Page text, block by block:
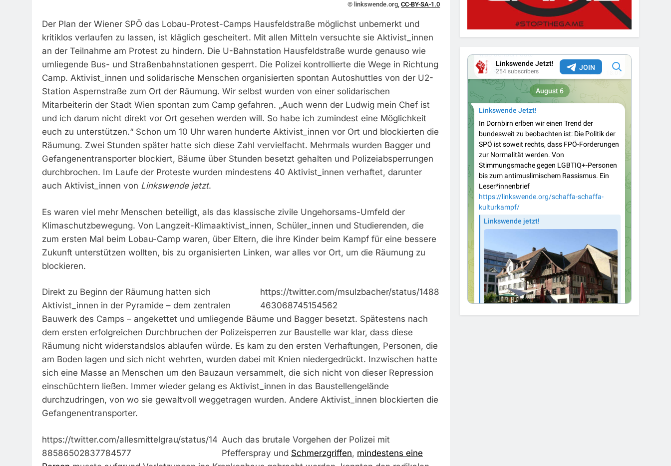
© linkswende.org,CC-BY-SA-1.0
Der Plan der Wiener SPÖ das Lobau-Protest-Camps Hausfeldstraße möglichst unbemerkt und
kritiklos verlaufen zu lassen, ist kläglich gescheitert. Mit allen Mitteln versuchte sie Aktivist_innen
an der Teilnahme am Protest zu hindern. Die U-Bahnstation Hausfeldstraße wurde genauso wie
umliegende Bus- und Straßenbahnstationen gesperrt. Die Polizei kontrollierte die Wege in Richtung
Camp. Aktivist_innen und solidarische Menschen organisierten spontan Autoshuttles von der U2-
Station Aspernstraße zum Ort der Räumung. Wir selbst wurden von einer solidarischen
Mitarbeiterin der Stadt Wien spontan zum Camp gefahren. „Auch wenn der Ludwig mein Chef ist
und ich darum nicht direkt vor Ort gesehen werden will. So habe ich zumindest eine Möglichkeit
euch zu unterstützen.“ Schon um 10 Uhr waren hunderte Aktivist_innen vor Ort und blockierten die
Räumung. Zwei Stunden später hatte sich diese Zahl vervielfacht. Mehrmals wurden Bagger und
Gefangenentransporter blockiert, Bäume über Stunden besetzt gehalten und Polizeiabsperrungen
durchbrochen. Im Laufe der Proteste wurden mindestens 40 Aktivist_innen verhaftet, darunter
auch Aktivist_innen von Linkswende jetzt.
Es waren viel mehr Menschen beteiligt, als das klassische zivile Ungehorsams-Umfeld der
Klimaschutzbewegung. Von Langzeit-Klimaaktivist_innen, Schüler_innen und Studierenden, die
zum ersten Mal beim Lobau-Camp waren, über Eltern, die ihre Kinder beim Kampf für eine bessere
Zukunft unterstützen wollten, bis zu organisierten Linken, war alles vor Ort, um die Räumung zu
blockieren.
https://twitter.com/msulzbacher/status/1488
463068745154562
Direkt zu Beginn der Räumung hatten sich
Aktivist_innen in der Pyramide – dem zentralen
Bauwerk des Camps – angekettet und umliegende Bäume und Bagger besetzt. Spätestens nach
dem ersten erfolgreichen Durchbruchen der Polizeisperren zur Baustelle war klar, dass diese
Räumung nicht widerstandslos ablaufen würde. Es kam zu den ersten Verhaftungen, Personen, die
am Boden lagen und sich nicht wehrten, wurden dabei mit Knien niedergedrückt. Inzwischen hatte
sich eine Masse an Menschen um den Bauzaun versammelt, die sich nicht von dieser Repression
einschüchtern ließen. Immer wieder gelang es Aktivist_innen in das Baustellengelände
durchzudringen, von wo sie gewaltvoll weggetragen wurden. Andere Aktivist_innen blockierten die
Gefangenentransporter.
https://twitter.com/allesmittelgrau/status/14
88586502837784577
Auch das brutale Vorgehen der Polizei mit
Pfefferspray und Schmerzgriffen, mindestens eine